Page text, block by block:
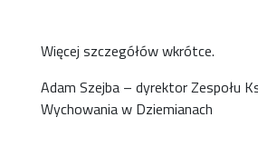
Więcej szczegółów wkrótce.
Adam Szejba – dyrektor Zespołu
Wychowania w Dziemianach